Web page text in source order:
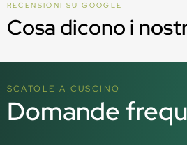
RECENSIONI SU GOOGLE
Cosa dicono i
SCATOLE A CUSCINO
Domande